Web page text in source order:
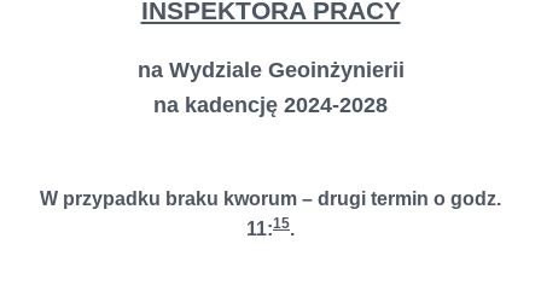
INSPEKTORA PRACY
na Wydziale Geoinżynierii
na kadencję 2024-2028
W przypadku braku kworum – drugi termin o godz.
11:15.